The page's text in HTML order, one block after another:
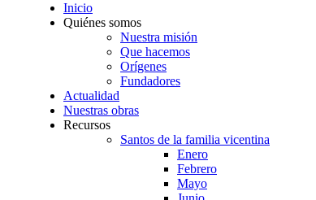
Inicio
Quiénes somos
Nuestra misión
Que hacemos
Orígenes
Fundadores
Actualidad
Nuestras obras
Recursos
Santos de la familia vicentina
Enero
Febrero
Mayo